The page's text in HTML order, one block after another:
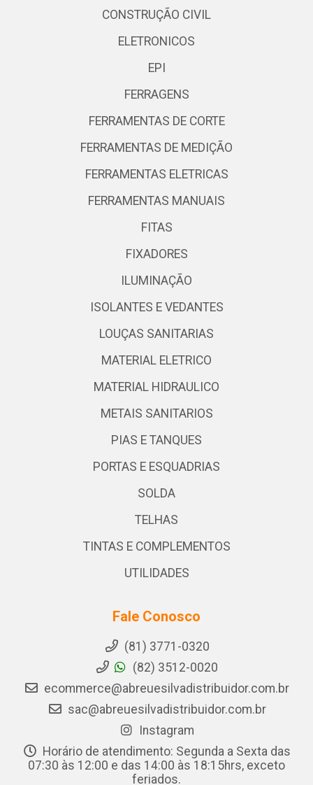
CONSTRUÇÃO CIVIL
ELETRONICOS
EPI
FERRAGENS
FERRAMENTAS DE CORTE
FERRAMENTAS DE MEDIÇÃO
FERRAMENTAS ELETRICAS
FERRAMENTAS MANUAIS
FITAS
FIXADORES
ILUMINAÇÃO
ISOLANTES E VEDANTES
LOUÇAS SANITARIAS
MATERIAL ELETRICO
MATERIAL HIDRAULICO
METAIS SANITARIOS
PIAS E TANQUES
PORTAS E ESQUADRIAS
SOLDA
TELHAS
TINTAS E COMPLEMENTOS
UTILIDADES
Fale Conosco
(81) 3771-0320
(82) 3512-0020
ecommerce@abreuesilvadistribuidor.com.br
sac@abreuesilvadistribuidor.com.br
Instagram
Horário de atendimento: Segunda a Sexta das
07:30 às 12:00 e das 14:00 às 18:15hrs, exceto
feriados.